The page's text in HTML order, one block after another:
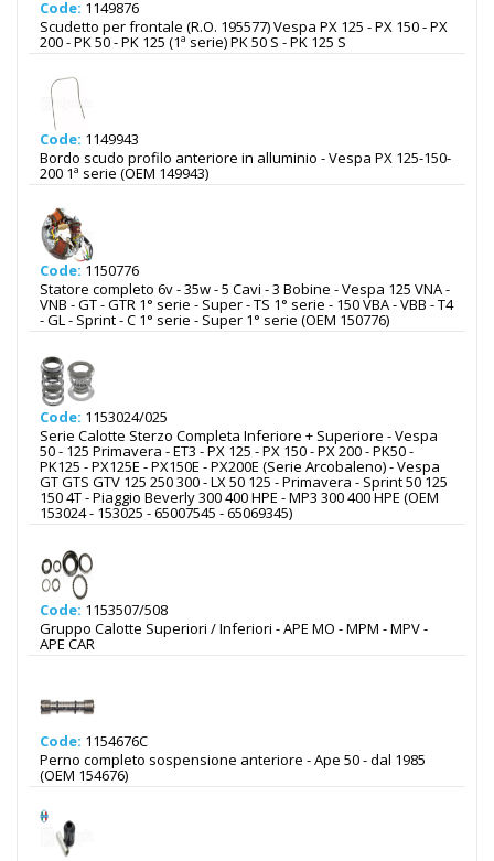
Code: 1149876
Scudetto per frontale (R.O. 195577) Vespa PX 125 - PX 150 - PX
200 - PK 50 - PK 125 (1ª serie) PK 50 S - PK 125 S
Code: 1149943
Bordo scudo profilo anteriore in alluminio - Vespa PX 125-150-
200 1ª serie (OEM 149943)
Code: 1150776
Statore completo 6v - 35w - 5 Cavi - 3 Bobine - Vespa 125 VNA -
VNB - GT - GTR 1° serie - Super - TS 1° serie - 150 VBA - VBB - T4
- GL - Sprint - C 1° serie - Super 1° serie (OEM 150776)
Code: 1153024/025
Serie Calotte Sterzo Completa Inferiore + Superiore - Vespa
50 - 125 Primavera - ET3 - PX 125 - PX 150 - PX 200 - PK50 -
PK125 - PX125E - PX150E - PX200E (Serie Arcobaleno) - Vespa
GT GTS GTV 125 250 300 - LX 50 125 - Primavera - Sprint 50 125
150 4T - Piaggio Beverly 300 400 HPE - MP3 300 400 HPE (OEM
153024 - 153025 - 65007545 - 65069345)
Code: 1153507/508
Gruppo Calotte Superiori / Inferiori - APE MO - MPM - MPV -
APE CAR
Code: 1154676C
Perno completo sospensione anteriore - Ape 50 - dal 1985
(OEM 154676)